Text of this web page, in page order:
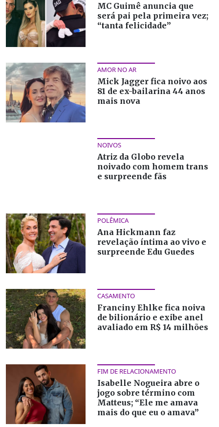
MC Guimê anuncia que
será pai pela primeira vez;
“tanta felicidade”
AMOR NO AR
Mick Jagger fica noivo aos
81 de ex-bailarina 44 anos
mais nova
NOIVOS
Atriz da Globo revela
noivado com homem trans
e surpreende fãs
POLÊMICA
Ana Hickmann faz
revelação íntima ao vivo e
surpreende Edu Guedes
CASAMENTO
Franciny Ehlke fica noiva
de bilionário e exibe anel
avaliado em R$ 14 milhões
FIM DE RELACIONAMENTO
Isabelle Nogueira abre o
jogo sobre término com
Matteus; “Ele me amava
mais do que eu o amava”